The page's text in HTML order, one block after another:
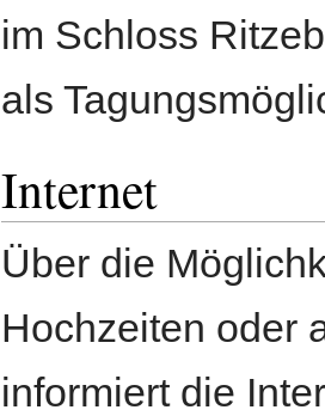
im Schloss
als
Internet
Über die
Hochzeiten oder
informiert die